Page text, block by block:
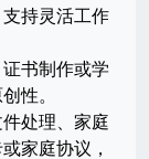
持灵活工作
证书制作或学
性。
件处理、家庭
家庭协议，